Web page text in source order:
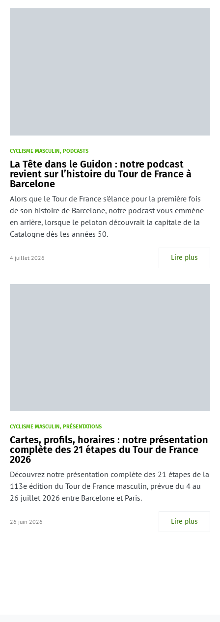
CYCLISME MASCULIN PODCASTS
La Tête dans le Guidon : notre podcast
revient sur l’histoire du Tour de France à
Barcelone
Alors que le Tour de France s'élance pour la première fois
de son histoire de Barcelone, notre podcast vous emmène
en arrière, lorsque le peloton découvrait la capitale de la
Catalogne dès les années 50.
4 juillet 2026 Lire plus
CYCLISME MASCULIN PRÉSENTATIONS
Cartes, profils, horaires : notre présentation
complète des 21 étapes du Tour de France
2026
Découvrez notre présentation complète des 21 étapes de la
113e édition du Tour de France masculin, prévue du 4 au
26 juillet 2026 entre Barcelone et Paris.
26 juin 2026 Lire plus